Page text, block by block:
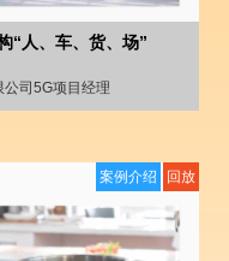
“人、车、货、场”
公司5G项目经理
案例介绍 回放